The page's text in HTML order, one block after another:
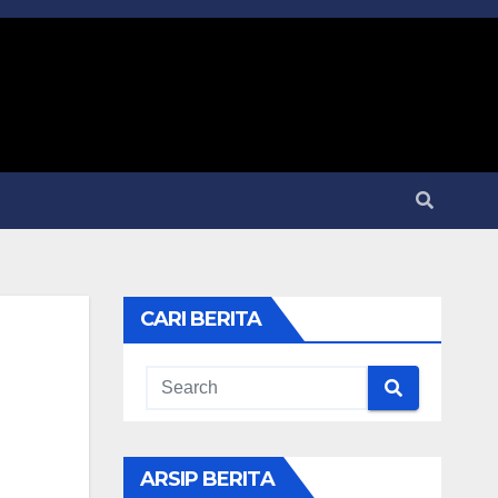
CARI BERITA
ARSIP BERITA